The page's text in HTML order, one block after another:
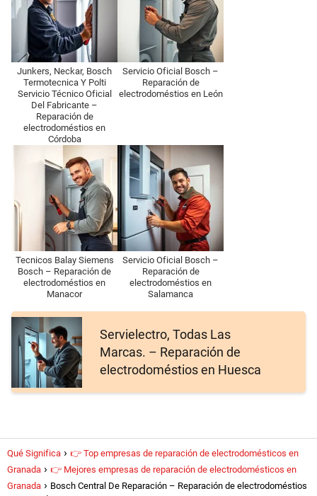
Junkers, Neckar, Bosch
Termotecnica Y Polti
Servicio Técnico Oficial
Del Fabricante –
Reparación de
electrodoméstios en
Córdoba
Servicio Oficial Bosch –
Reparación de
electrodoméstios en León
Tecnicos Balay Siemens
Bosch – Reparación de
electrodoméstios en
Manacor
Servicio Oficial Bosch –
Reparación de
electrodoméstios en
Salamanca
Servielectro, Todas Las
Marcas. – Reparación de
electrodoméstios en Huesca
Qué Significa
👉 Top empresas de reparación de electrodomésticos en
Granada
👉 Mejores empresas de reparación de electrodomésticos en
Granada
Bosch Central De Reparación – Reparación de electrodoméstios